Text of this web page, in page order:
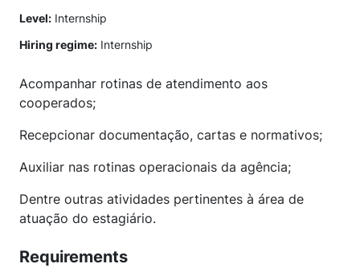
Level: Internship
Hiring regime: Internship
Acompanhar rotinas de atendimento aos
cooperados;
Recepcionar documentação, cartas e normativos;
Auxiliar nas rotinas operacionais da agência;
Dentre outras atividades pertinentes à área de
atuação do estagiário.
Requirements